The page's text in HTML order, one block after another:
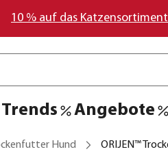
10 % auf das
Angebote
Hund ORIJEN™